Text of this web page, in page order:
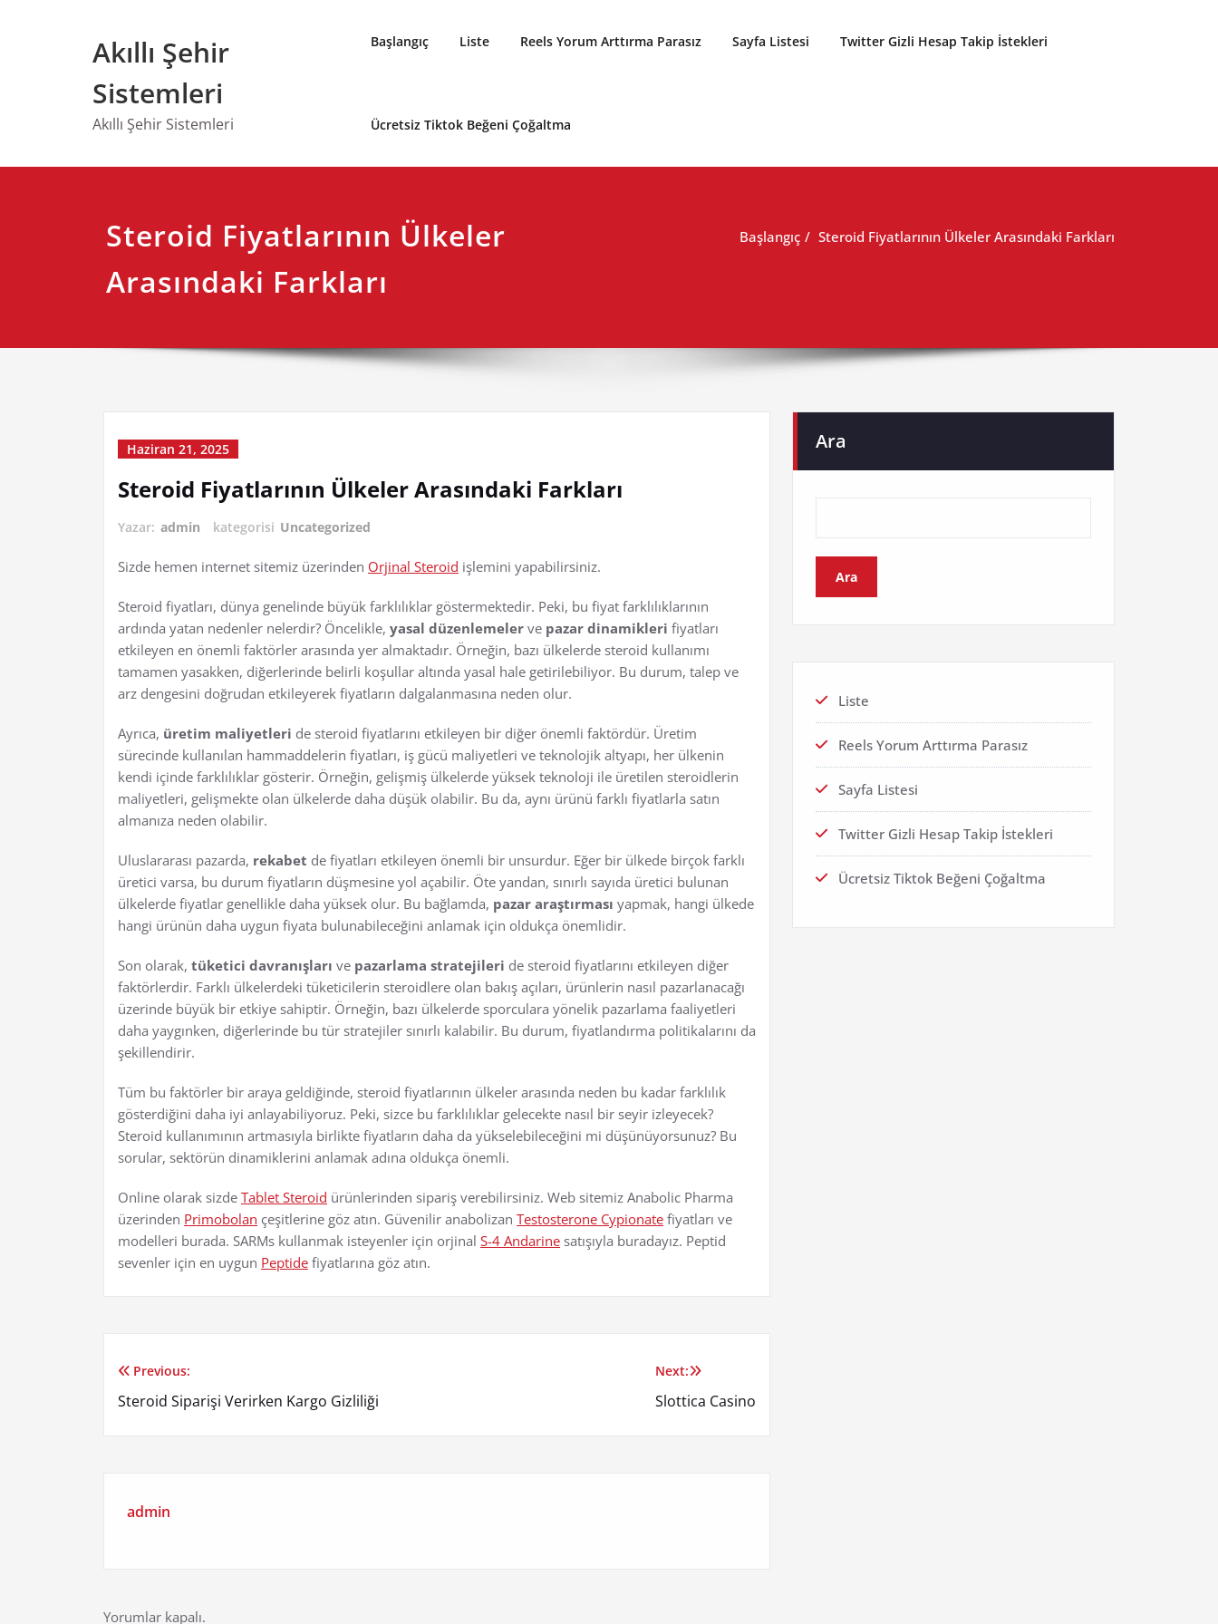
Akıllı Şehir
Sistemleri
Akıllı Şehir Sistemleri
Başlangıç Liste Reels Yorum Arttırma Parasız Sayfa Listesi Twitter Gizli Hesap Takip İstekleri
Ücretsiz Tiktok Beğeni Çoğaltma
Steroid Fiyatlarının Ülkeler
Arasındaki Farkları
Başlangıç Steroid Fiyatlarının Ülkeler Arasındaki Farkları
Haziran 21, 2025
Steroid Fiyatlarının Ülkeler Arasındaki Farkları
Yazar: admin kategorisi Uncategorized
Sizde hemen internet sitemiz üzerinden Orjinal Steroid işlemini yapabilirsiniz.
Steroid fiyatları, dünya genelinde büyük farklılıklar göstermektedir. Peki, bu fiyat farklılıklarının
ardında yatan nedenler nelerdir? Öncelikle, yasal düzenlemeler ve pazar dinamikleri fiyatları
etkileyen en önemli faktörler arasında yer almaktadır. Örneğin, bazı ülkelerde steroid kullanımı
tamamen yasakken, diğerlerinde belirli koşullar altında yasal hale getirilebiliyor. Bu durum, talep ve
arz dengesini doğrudan etkileyerek fiyatların dalgalanmasına neden olur.
Ayrıca, üretim maliyetleri de steroid fiyatlarını etkileyen bir diğer önemli faktördür. Üretim
sürecinde kullanılan hammaddelerin fiyatları, iş gücü maliyetleri ve teknolojik altyapı, her ülkenin
kendi içinde farklılıklar gösterir. Örneğin, gelişmiş ülkelerde yüksek teknoloji ile üretilen steroidlerin
maliyetleri, gelişmekte olan ülkelerde daha düşük olabilir. Bu da, aynı ürünü farklı fiyatlarla satın
almanıza neden olabilir.
Uluslararası pazarda, rekabet de fiyatları etkileyen önemli bir unsurdur. Eğer bir ülkede birçok farklı
üretici varsa, bu durum fiyatların düşmesine yol açabilir. Öte yandan, sınırlı sayıda üretici bulunan
ülkelerde fiyatlar genellikle daha yüksek olur. Bu bağlamda, pazar araştırması yapmak, hangi ülkede
hangi ürünün daha uygun fiyata bulunabileceğini anlamak için oldukça önemlidir.
Son olarak, tüketici davranışları ve pazarlama stratejileri de steroid fiyatlarını etkileyen diğer
faktörlerdir. Farklı ülkelerdeki tüketicilerin steroidlere olan bakış açıları, ürünlerin nasıl pazarlanacağı
üzerinde büyük bir etkiye sahiptir. Örneğin, bazı ülkelerde sporculara yönelik pazarlama faaliyetleri
daha yaygınken, diğerlerinde bu tür stratejiler sınırlı kalabilir. Bu durum, fiyatlandırma politikalarını da
şekillendirir.
Tüm bu faktörler bir araya geldiğinde, steroid fiyatlarının ülkeler arasında neden bu kadar farklılık
gösterdiğini daha iyi anlayabiliyoruz. Peki, sizce bu farklılıklar gelecekte nasıl bir seyir izleyecek?
Steroid kullanımının artmasıyla birlikte fiyatların daha da yükselebileceğini mi düşünüyorsunuz? Bu
sorular, sektörün dinamiklerini anlamak adına oldukça önemli.
Online olarak sizde Tablet Steroid ürünlerinden sipariş verebilirsiniz. Web sitemiz Anabolic Pharma
üzerinden Primobolan çeşitlerine göz atın. Güvenilir anabolizan Testosterone Cypionate fiyatları ve
modelleri burada. SARMs kullanmak isteyenler için orjinal S-4 Andarine satışıyla buradayız. Peptid
sevenler için en uygun Peptide fiyatlarına göz atın.
Yazı
Previous:
Steroid Siparişi Verirken Kargo Gizliliği
Next:
Slottica Casino
admin
Yorumlar kapalı.
Ara
Ara
Liste
Reels Yorum Arttırma Parasız
Sayfa Listesi
Twitter Gizli Hesap Takip İstekleri
Ücretsiz Tiktok Beğeni Çoğaltma